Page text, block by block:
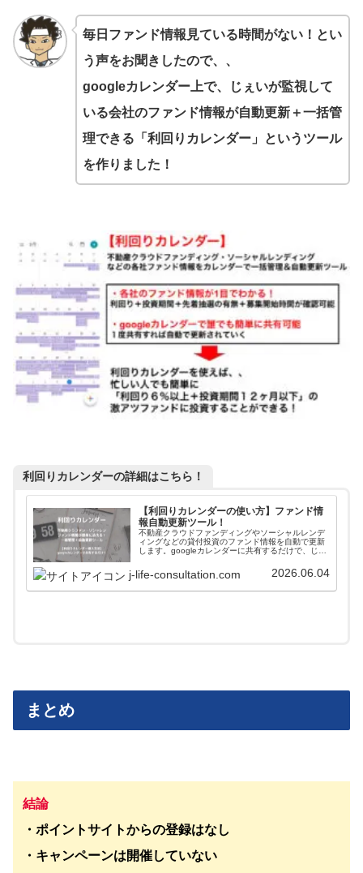
毎日ファンド情報見ている時間がない！とい
う声をお聞きしたので、、
googleカレンダー上で、じぇいが監視して
いる会社のファンド情報が自動更新＋一括管
理できる「利回りカレンダー」というツール
を作りました！
利回りカレンダーの詳細はこちら！
【利回りカレンダーの使い方】ファンド情
報自動更新ツール！
不動産クラウドファンディングやソーシャルレンデ
ィングなどの貸付投資のファンド情報を自動で更新
します。googleカレンダーに共有するだけで、じぇ
自動更新されます。使い方や導入方法を解説してい
ます。
j-life-consultation.com 2026.06.04
まとめ
結論
・ポイントサイトからの登録はなし
・キャンペーンは開催していない